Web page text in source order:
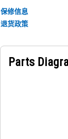
保修信息
退货政策
Parts